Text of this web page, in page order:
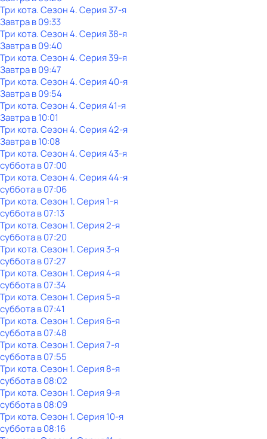
Три кота. Сезон 4. Серия 37-я
Завтра в 09:33
Три кота. Сезон 4. Серия 38-я
Завтра в 09:40
Три кота. Сезон 4. Серия 39-я
Завтра в 09:47
Три кота. Сезон 4. Серия 40-я
Завтра в 09:54
Три кота. Сезон 4. Серия 41-я
Завтра в 10:01
Три кота. Сезон 4. Серия 42-я
Завтра в 10:08
Три кота. Сезон 4. Серия 43-я
субботав07:00
Три кота. Сезон 4. Серия 44-я
субботав07:06
Три кота. Сезон 1. Серия 1-я
субботав07:13
Три кота. Сезон 1. Серия 2-я
субботав07:20
Три кота. Сезон 1. Серия 3-я
субботав07:27
Три кота. Сезон 1. Серия 4-я
субботав07:34
Три кота. Сезон 1. Серия 5-я
субботав07:41
Три кота. Сезон 1. Серия 6-я
субботав07:48
Три кота. Сезон 1. Серия 7-я
субботав07:55
Три кота. Сезон 1. Серия 8-я
субботав08:02
Три кота. Сезон 1. Серия 9-я
субботав08:09
Три кота. Сезон 1. Серия 10-я
субботав08:16